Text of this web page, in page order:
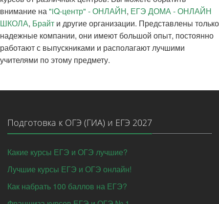
внимание на"iQ-центр" - ОНЛАЙН, ЕГЭ ДОМА - ОНЛАЙН
ШКОЛА, Брайт и другие организации. Представлены только
надежные компании, они имеют большой опыт, постоянно
работают с выпускниками и располагают лучшими
учителями по этому предмету.
Подготовка к ОГЭ (ГИА) и ЕГЭ 2027
Какие курсы ЕГЭ и ОГЭ лучшие?
Лучшие курсы ЕГЭ и ОГЭ онлайн!
Как набрать 100 баллов на ЕГЭ?